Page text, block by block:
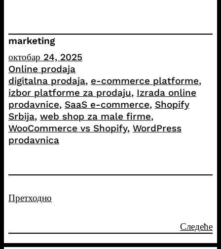
marketing
октобар 24, 2025
Online prodaja
digitalna prodaja, e-commerce platforme ,
izbor platforme za prodaju, Izrada online
prodavnice, SaaS e-commerce, Shopify
Srbija, web shop za male firme ,
WooCommerce vs Shopify, WordPress
prodavnica
Претходно
Следеће